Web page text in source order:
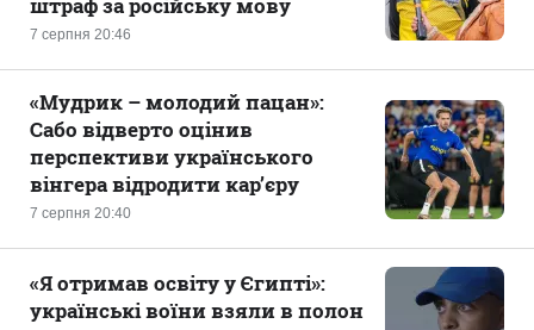
7 серпня 20:46
7 серпня 20:40
«Мудрик – молодий пацан»:
Сабо відверто оцінив
перспективи українського
вінгера відродити кар’єру
«Я отримав освіту у Єгипті»:
українські воїни взяли в полон